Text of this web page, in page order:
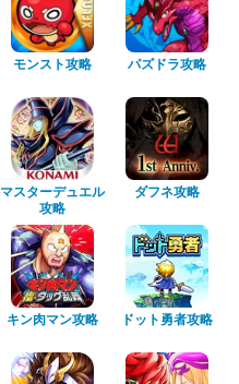
モンスト攻略 パズドラ攻略
マスターデュエル
攻略
ダフネ攻略
キン肉マン攻略 ドット勇者攻略